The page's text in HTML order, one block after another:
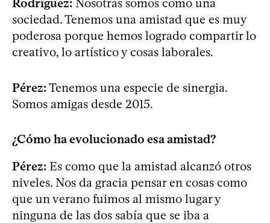
sociedad. Tenemos una amistad que es muy
poderosa porque hemos logrado compartir lo
creativo, lo artístico y cosas laborales.
Pérez:Tenemos una especie de sinergia.
Somos amigas desde 2015.
¿Cómo ha evolucionado esa amistad?
Pérez: Es como que la amistad alcanzó otros
niveles. Nos da gracia pensar en cosas como
que un verano fuimos al mismo lugar y
ninguna de las dos sabía que se iba a